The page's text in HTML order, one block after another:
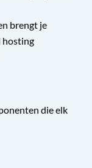
brengt je
hosting
die elk